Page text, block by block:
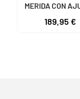
MERIDA CON
189,95 €